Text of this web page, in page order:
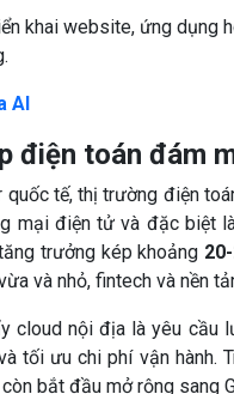
khai website, ứng dụng
AI
điện toán đám
tế, thị trường điện
mại điện tử và đặc biệt
trưởng kép khoảng
và nhỏ, fintech và nền
cloud nội địa là yêu cầu
tối ưu chi phí vận hành.
bắt đầu mở rộng sang